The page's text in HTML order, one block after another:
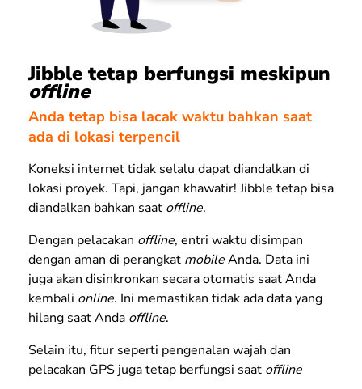
Jibble tetap berfungsi meskipun
offline
Anda tetap bisa lacak waktu bahkan saat
ada di lokasi terpencil
Koneksi internet tidak selalu dapat diandalkan di
lokasi proyek. Tapi, jangan khawatir! Jibble tetap bisa
diandalkan bahkan saat offline.
Dengan pelacakan offline, entri waktu disimpan
dengan aman di perangkat mobileAnda. Data ini
juga akan disinkronkan secara otomatis saat Anda
kembali online. Ini memastikan tidak ada data yang
hilang saat Anda offline.
Selain itu, fitur seperti pengenalan wajah dan
pelacakan GPS juga tetap berfungsi saat offline